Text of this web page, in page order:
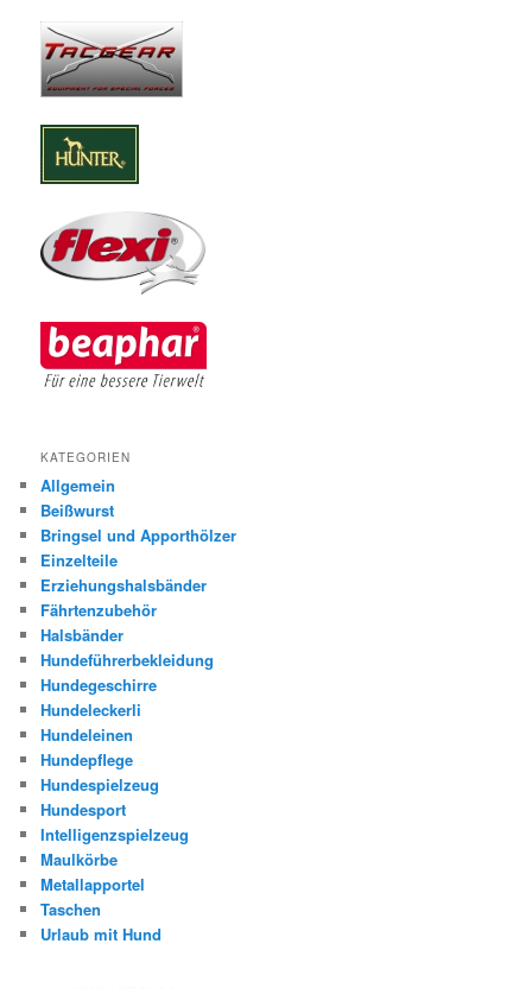
KATEGORIEN
Allgemein
Beißwurst
Bringsel und Apporthölzer
Einzelteile
Erziehungshalsbänder
Fährtenzubehör
Halsbänder
Hundeführerbekleidung
Hundegeschirre
Hundeleckerli
Hundeleinen
Hundepflege
Hundespielzeug
Hundesport
Intelligenzspielzeug
Maulkörbe
Metallapportel
Taschen
Urlaub mit Hund